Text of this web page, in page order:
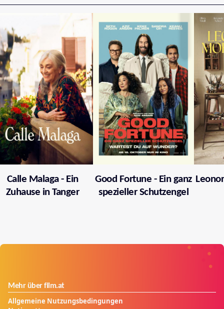
Calle Malaga - Ein
Zuhause in Tanger
Good Fortune - Ein ganz
spezieller Schutzengel
Mehr über film.at
Allgemeine Nutzungsbedingungen